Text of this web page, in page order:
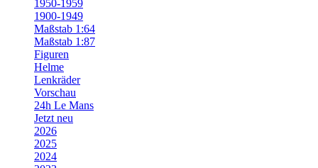
1950-1959
1900-1949
Maßstab 1:64
Maßstab 1:87
Figuren
Helme
Lenkräder
Vorschau
24h Le Mans
Jetzt neu
2026
2025
2024